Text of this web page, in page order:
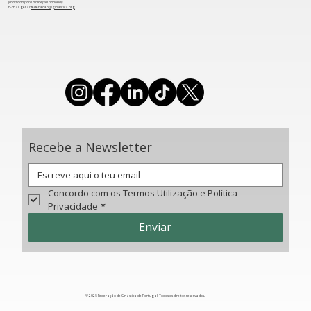
Recebe a Newsletter
Concordo com os Termos Utilização e Política
Privacidade *
Enviar
(chamada para a rede fixa nacional)
​E-mail geral:federacao@ginastica.org
© 2025 Federação de Ginástica de Portugal. Todos os direitos reservados.